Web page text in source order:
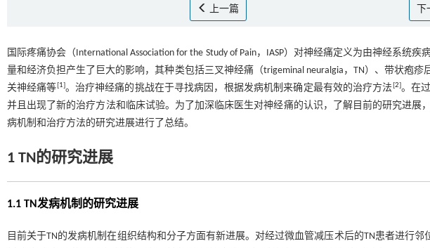
上一篇
国际疼痛协会（International Association for the Study of Pain，IASP）对神经痛定义为由神经系统
量和经济负担产生了巨大的影响，其种类包括三叉神经痛（trigeminal neuralgia，TN）、带状疱疹
关神经痛等[1]。治疗神经痛的挑战在于寻找病因，根据发病机制来确定最有效的治疗方法[2]。在
并且出现了新的治疗方法和临床试验。为了加深临床医生对神经痛的认识，了解目前的研究进展
病机制和治疗方法的研究进展进行了总结。
1 TN的研究进展
1.1 TN发病机制的研究进展
目前关于TN的发病机制在组织结构和分子方面有新进展。对经过微血管减压术后的TN患者进行邻